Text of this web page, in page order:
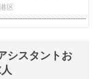
港区
シスタントお